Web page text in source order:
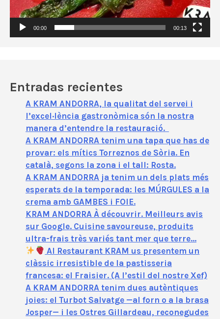
v
d
00:00 00:13
Entradas recientes
A KRAM ANDORRA, la qualitat del servei i
l’excel·lència gastronòmica són la nostra
manera d’entendre la restauració.
A KRAM ANDORRA tenim una tapa que has de
provar: els mítics Torreznos de Sòria. En
català, segons la zona i el tall: Rosta.
A KRAM ANDORRA ja tenim un dels plats més
esperats de la temporada: les MÚRGULES a la
crema amb GAMBES i FOIE.
KRAM ANDORRA À découvrir. Meilleurs avis
sur Google. Cuisine savoureuse, produits
ultra-frais très variés tant mer que terre…
Al Restaurant KRAM us presentem un
clàssic irresistible de la pastisseria
francesa: el Fraisier. (A l’estil del nostre Xef)
A KRAM ANDORRA tenim dues autèntiques
joies: el Turbot Salvatge —al forn o a la brasa
Josper— i les Ostres Gillardeau, reconegudes